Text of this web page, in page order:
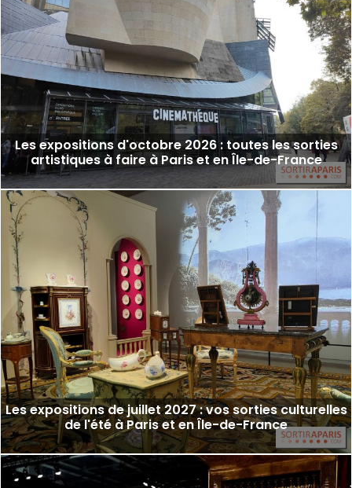
Les expositions d'octobre 2026 : toutes les sorties
artistiques à faire à Paris et en Île-de-France
Les expositions de juillet 2027 : vos sorties culturelles
de l'été à Paris et en Île-de-France